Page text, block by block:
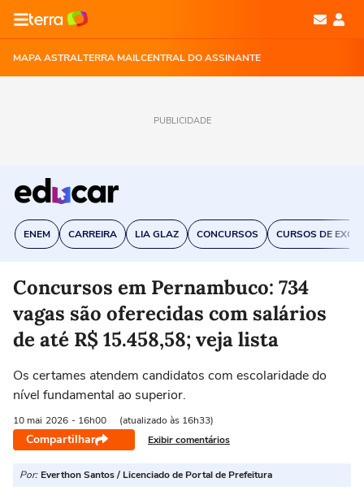
MAPA ASTRALTERRA MAILCENTRAL DO ASSINANTE
PUBLICIDADE
ENEM CARREIRA LIA GLAZ CONCURSOS CURSOS DE EXCEL
Concursos em Pernambuco: 734
vagas são oferecidas com salários
de até R$ 15.458,58; veja lista
Os certames atendem candidatos com escolaridade do
nível fundamental ao superior.
10 mai 2026 - 16h00 (atualizado às 16h33)
Compartilhar Exibir comentários
Por: Everthon Santos / Licenciado de Portal de Prefeitura